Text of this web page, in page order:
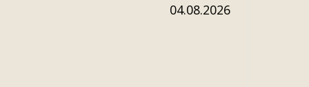
Dato:
04.08.2026